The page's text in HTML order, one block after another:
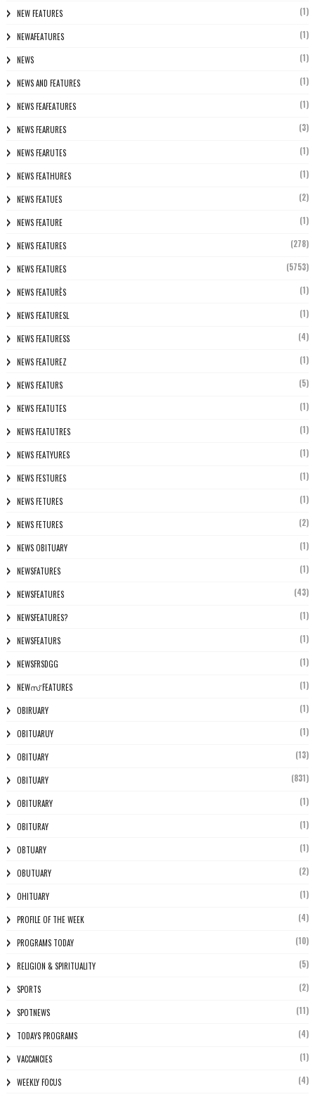
NEW FEATURES (1)
NEWAFEATURES (1)
NEWS (1)
NEWS AND FEATURES (1)
NEWS FEAFEATURES (1)
NEWS FEARURES (3)
NEWS FEARUTES (1)
NEWS FEATHURES (1)
NEWS FEATUES (2)
NEWS FEATURE (1)
NEWS FEATURES (278)
NEWS FEATURES (5753)
NEWS FEATURÈS (1)
NEWS FEATURESL (1)
NEWS FEATURESS (4)
NEWS FEATUREZ (1)
NEWS FEATURS (5)
NEWS FEATUTES (1)
NEWS FEATUTRES (1)
NEWS FEATYURES (1)
NEWS FESTURES (1)
NEWS FETURES (1)
NEWS FETURES (2)
NEWS OBITUARY (1)
NEWSFATURES (1)
NEWSFEATURES (43)
NEWSFEATURES? (1)
NEWSFEATURS (1)
NEWSFRSDGG (1)
NEWസ് FEATURES (1)
OBIRUARY (1)
OBITUARUY (1)
OBITUARY (13)
OBITUARY (831)
OBITURARY (1)
OBITURAY (1)
OBTUARY (1)
OBUTUARY (2)
OHITUARY (1)
PROFILE OF THE WEEK (4)
PROGRAMS TODAY (10)
RELIGION & SPIRITUALITY (5)
SPORTS (2)
SPOTNEWS (11)
TODAYS PROGRAMS (4)
VACCANCIES (1)
WEEKLY FOCUS (4)